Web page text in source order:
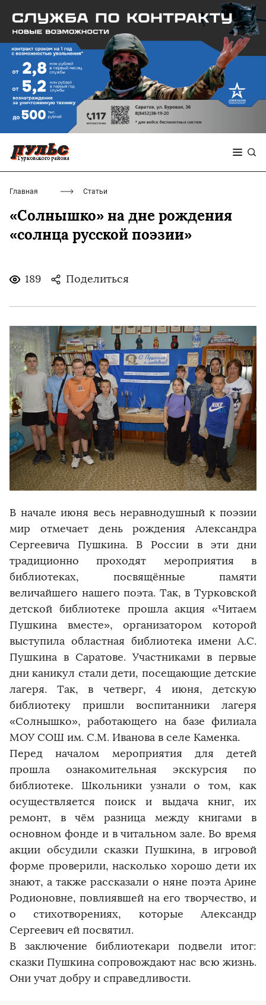
Главная Статьи
«Солнышко» на дне рождения
«солнца русской поэзии»
189 Поделиться
В начале июня весь неравнодушный к поэзии
мир отмечает день рождения Александра
Сергеевича Пушкина. В России в эти дни
традиционно проходят мероприятия в
библиотеках, посвящённые памяти
величайшего нашего поэта. Так, в Турковской
детской библиотеке прошла акция «Читаем
Пушкина вместе», организатором которой
выступила областная библиотека имени А.С.
Пушкина в Саратове. Участниками в первые
дни каникул стали дети, посещающие детские
лагеря. Так, в четверг, 4 июня, детскую
библиотеку пришли воспитанники лагеря
«Солнышко», работающего на базе филиала
МОУ СОШ им. С.М. Иванова в селе Каменка.
Перед началом мероприятия для детей
прошла ознакомительная экскурсия по
библиотеке. Школьники узнали о том, как
осуществляется поиск и выдача книг, их
ремонт, в чём разница между книгами в
основном фонде и в читальном зале. Во время
акции обсудили сказки Пушкина, в игровой
форме проверили, насколько хорошо дети их
знают, а также рассказали о няне поэта Арине
Родионовне, повлиявшей на его творчество, и
о стихотворениях, которые Александр
Сергеевич ей посвятил.
В заключение библиотекари подвели итог:
сказки Пушкина сопровождают нас всю жизнь.
Они учат добру и справедливости.